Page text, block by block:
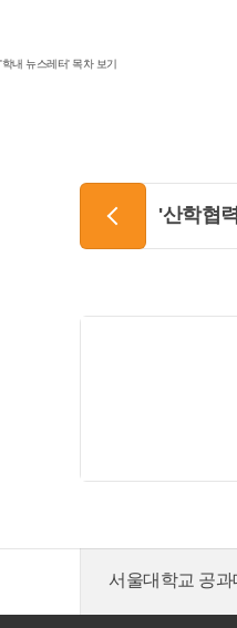
'학내 뉴스레터' 목차 보기
'산학협
서울대학교 공과